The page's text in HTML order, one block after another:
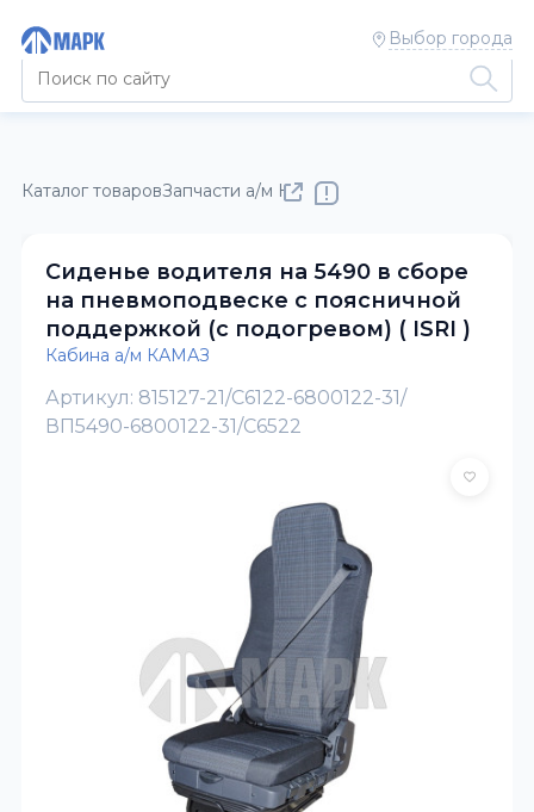
Выбор города
Каталог товаровЗапчасти а/м КАМАЗ
Сиденье водителя на 5490 в сборе
на пневмоподвеске с поясничной
поддержкой (с подогревом) ( ISRI )
Кабина а/м КАМАЗ
Артикул: 815127-21/C6122-6800122-31/
ВП5490-6800122-31/С6522